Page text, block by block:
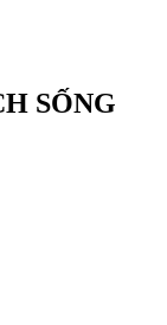
SỐNG